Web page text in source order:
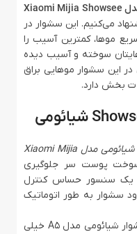
خرید سشوار برقی شیائومی مدل Xiaomi Mijia Showsee
می‌کنیم. این سشوار در
موها، کمترین آسیب را
سوخته و آسیب دیده
این سشوار موهایی براق
بخش دارد.
سشوار برقی شیائومی مدل Xiaomi Mijia
پوست سر جلوگیری
یک سنسور حساس کنترل
سشوار به طور اتوماتیک
دمای ثابت سشوار 55 درجه است. سشوار شیائومی مدل A5 خیلی